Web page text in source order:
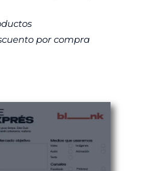
por compra